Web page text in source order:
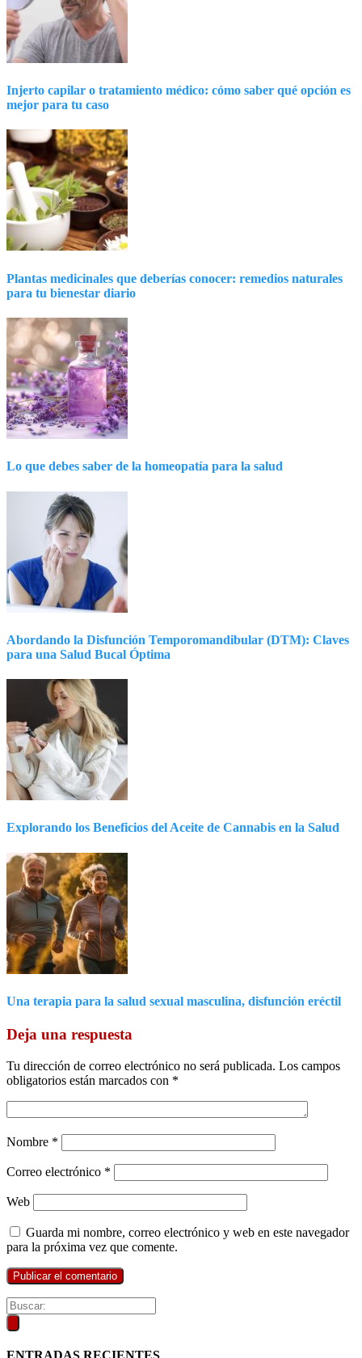
Injerto capilar o tratamiento médico: cómo saber qué opción es
mejor para tu caso
Plantas medicinales que deberías conocer: remedios naturales
para tu bienestar diario
Lo que debes saber de la homeopatía para la salud
Abordando la Disfunción Temporomandibular (DTM): Claves
para una Salud Bucal Óptima
Explorando los Beneficios del Aceite de Cannabis en la Salud
Una terapia para la salud sexual masculina, disfunción eréctil
Deja una respuesta
Tu dirección de correo electrónico no será publicada. Los campos
obligatorios están marcados con *
Nombre *
Correo electrónico *
Web
Guarda mi nombre, correo electrónico y web en este navegador
para la próxima vez que comente.
ENTRADAS RECIENTES